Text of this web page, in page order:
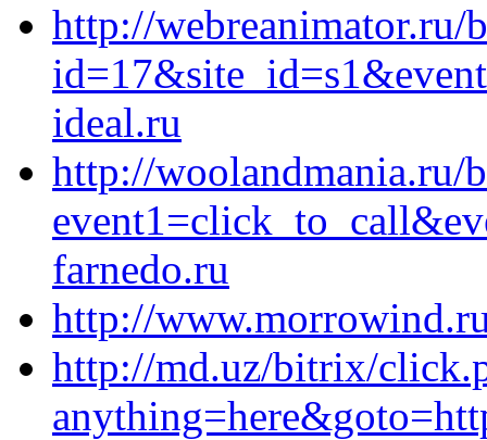
http://
ideal.ru
http://woolandmania.ru/
farnedo.ru
http://
http://md.uz/bitrix/